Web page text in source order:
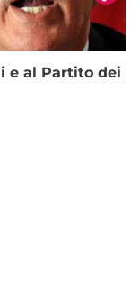
e al Partito dei